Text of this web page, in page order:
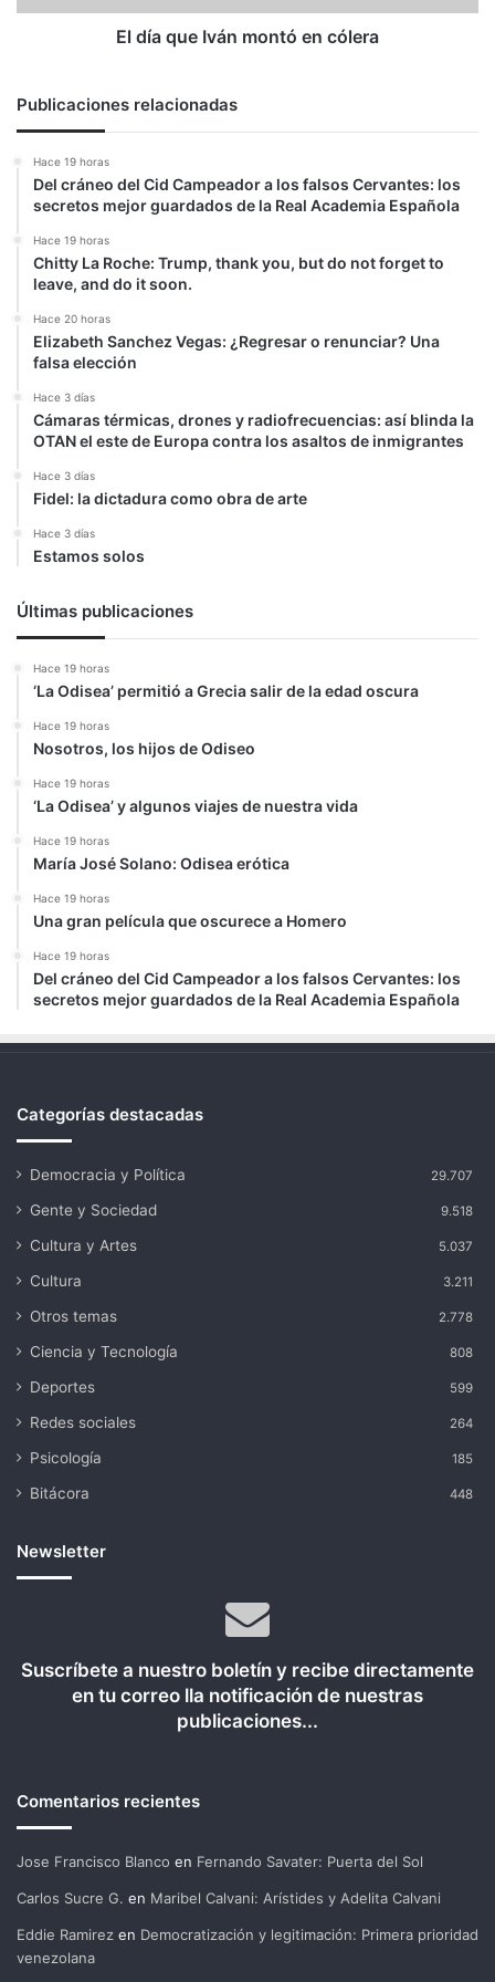
El día que Iván montó en cólera
Publicaciones relacionadas
Hace 19 horas
Del cráneo del Cid Campeador a los falsos Cervantes: los
secretos mejor guardados de la Real Academia Española
Hace 19 horas
Chitty La Roche: Trump, thank you, but do not forget to
leave, and do it soon.
Hace 20 horas
Elizabeth Sanchez Vegas: ¿Regresar o renunciar? Una
falsa elección
Hace 3 días
Cámaras térmicas, drones y radiofrecuencias: así blinda la
OTAN el este de Europa contra los asaltos de inmigrantes
Hace 3 días
Fidel: la dictadura como obra de arte
Hace 3 días
Estamos solos
Últimas publicaciones
Hace 19 horas
‘La Odisea’ permitió a Grecia salir de la edad oscura
Hace 19 horas
Nosotros, los hijos de Odiseo
Hace 19 horas
‘La Odisea’ y algunos viajes de nuestra vida
Hace 19 horas
María José Solano: Odisea erótica
Hace 19 horas
Una gran película que oscurece a Homero
Hace 19 horas
Del cráneo del Cid Campeador a los falsos Cervantes: los
secretos mejor guardados de la Real Academia Española
Categorías destacadas
Democracia y Política 29.707
Gente y Sociedad 9.518
Cultura y Artes 5.037
Cultura 3.211
Otros temas 2.778
Ciencia y Tecnología 808
Deportes 599
Redes sociales 264
Psicología 185
Bitácora 448
Newsletter
Suscríbete a nuestro boletín y recibe directamente
en tu correo lla notificación de nuestras
publicaciones...
Comentarios recientes
Jose Francisco Blanco en Fernando Savater: Puerta del Sol
Carlos Sucre G. en Maribel Calvani: Arístides y Adelita Calvani
Eddie Ramirez en Democratización y legitimación: Primera prioridad
venezolana